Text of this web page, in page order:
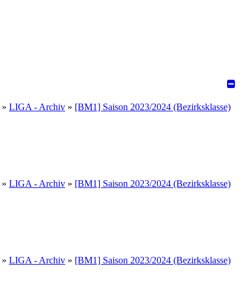
» LIGA - Archiv » [BM1] Saison 2023/2024 (Bezirksklasse)
» LIGA - Archiv » [BM1] Saison 2023/2024 (Bezirksklasse)
» LIGA - Archiv » [BM1] Saison 2023/2024 (Bezirksklasse)